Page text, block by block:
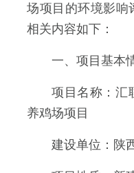
场项目的环境影响
相关内容如下：
一、项目基本
项目名称：汇
养鸡场项目
建设单位：陕